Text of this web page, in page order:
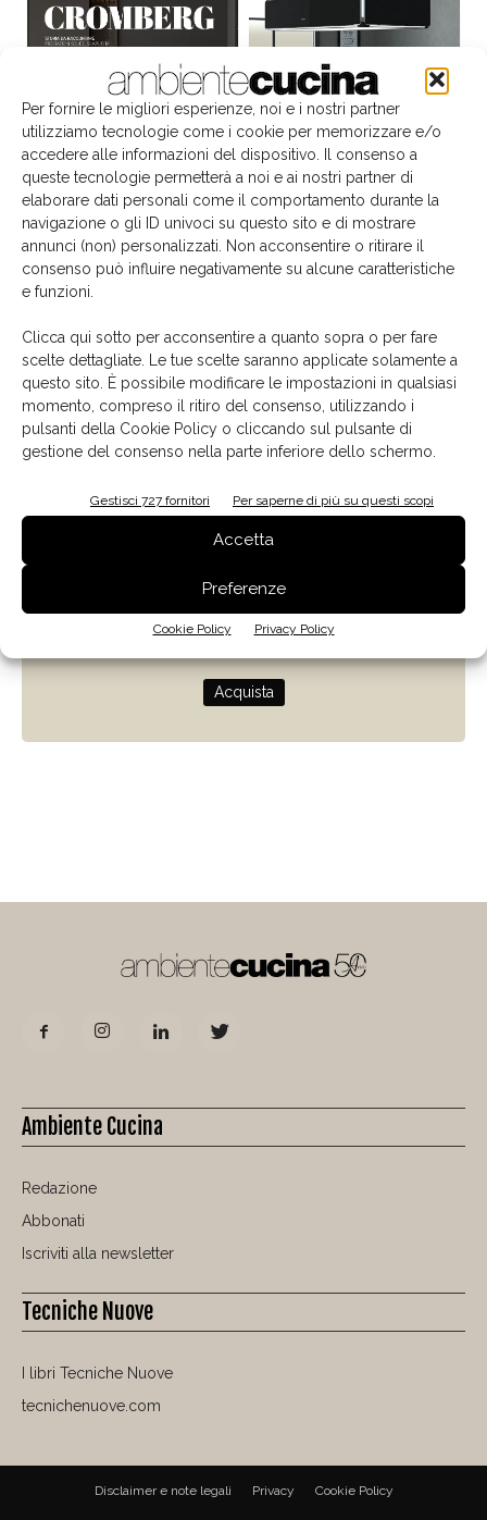
Per fornire le migliori esperienze, noi e i nostri partner
utilizziamo tecnologie come i cookie per memorizzare e/o
accedere alle informazioni del dispositivo. Il consenso a
queste tecnologie permetterà a noi e ai nostri partner di
elaborare dati personali come il comportamento durante la
navigazione o gli ID univoci su questo sito e di mostrare
annunci (non) personalizzati. Non acconsentire o ritirare il
consenso può influire negativamente su alcune caratteristiche
e funzioni.
Clicca qui sotto per acconsentire a quanto sopra o per fare
scelte dettagliate. Le tue scelte saranno applicate solamente a
questo sito. È possibile modificare le impostazioni in qualsiasi
momento, compreso il ritiro del consenso, utilizzando i
pulsanti della Cookie Policy o cliccando sul pulsante di
gestione del consenso nella parte inferiore dello schermo.
Gestisci 727 fornitori Per saperne di più su questi scopi
Accetta
Preferenze
Cookie Policy Privacy Policy
Progettare con la luce naturale
di Giulio Camiz
Acquista
Ambiente Cucina
Redazione
Abbonati
Iscriviti alla newsletter
Tecniche Nuove
I libri Tecniche Nuove
tecnichenuove.com
Disclaimer e note legali Privacy Cookie Policy